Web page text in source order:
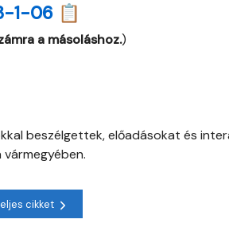
1-06 📋
a másoláshoz.)
beszélgettek, előadásokat és
cikket